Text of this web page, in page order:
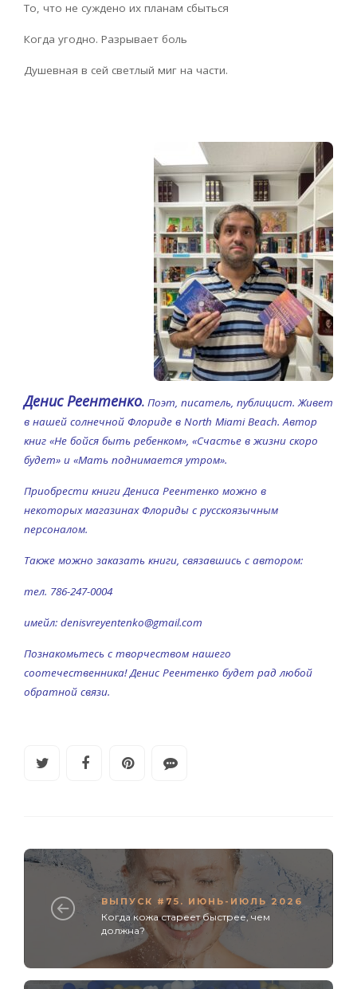
То, что не суждено их планам сбыться
Когда угодно. Разрывает боль
Душевная в сей светлый миг на части.
Денис Реентенко. Поэт, писатель, публицист. Живет
в нашей солнечной Флориде в North Miami Beach. Автор
книг «Не бойся быть ребенком», «Счастье в жизни скоро
будет» и «Мать поднимается утром».
Приобрести книги Дениса Реентенко можно в
некоторых магазинах Флориды с русскоязычным
персоналом.
Также можно заказать книги, связавшись с автором:
тел. 786-247-0004
имейл: denisvreyentenko@gmail.com
Познакомьтесь с творчеством нашего
соотечественника! Денис Реентенко будет рад любой
обратной связи.
ВЫПУСК #75. ИЮНЬ-ИЮЛЬ 2026
Когда кожа стареет быстрее, чем
должна?